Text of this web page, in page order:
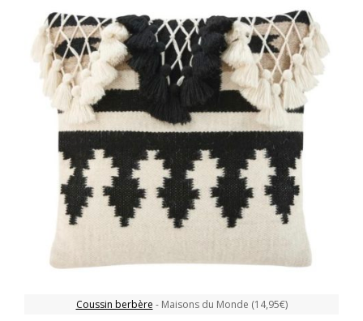
Coussin berbère - Maisons du Monde (14,95€)